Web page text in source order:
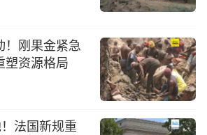
！刚果金紧急
塑资源格局
法国新规重